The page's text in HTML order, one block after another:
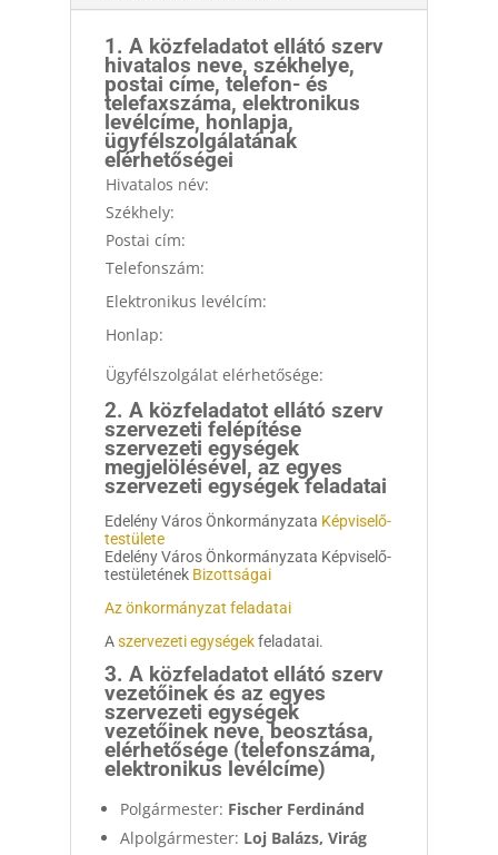
1. A közfeladatot ellátó szerv
hivatalos neve, székhelye,
postai címe, telefon- és
telefaxszáma, elektronikus
levélcíme, honlapja,
ügyfélszolgálatának
elérhetőségei
Hivatalos név:
Székhely:
Postai cím:
Telefonszám:
Elektronikus levélcím:
Honlap:
Ügyfélszolgálat elérhetősége:
2. A közfeladatot ellátó szerv
szervezeti felépítése
szervezeti egységek
megjelölésével, az egyes
szervezeti egységek feladatai
Edelény Város Önkormányzata Képviselő-
testülete
Edelény Város Önkormányzata Képviselő-
testületének Bizottságai
Az önkormányzat feladatai
Aszervezeti egységekfeladatai.
3. A közfeladatot ellátó szerv
vezetőinek és az egyes
szervezeti egységek
vezetőinek neve, beosztása,
elérhetősége (telefonszáma,
elektronikus levélcíme)
Polgármester: Fischer Ferdinánd
Alpolgármester: Loj Balázs, Virág